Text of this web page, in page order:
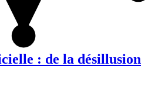
: de la désillusion